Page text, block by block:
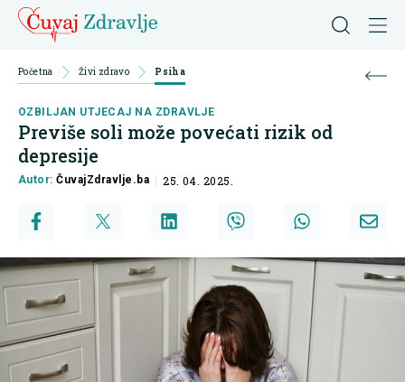
Početna Živi zdravo Psiha
OZBILJAN UTJECAJ NA ZDRAVLJE
Previše soli može povećati rizik od
depresije
Autor:ČuvajZdravlje.ba 25. 04. 2025.